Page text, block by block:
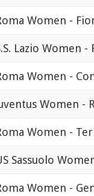
Women -
Lazio Women
Women -
Women -
Women -
Sassuolo
Women -